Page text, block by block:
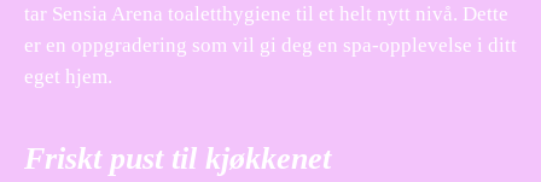
tar Sensia Arena toaletthygiene til et helt nytt nivå. Dette
er en oppgradering som vil gi deg en spa-opplevelse i ditt
eget hjem.
Friskt pust til kjøkkenet